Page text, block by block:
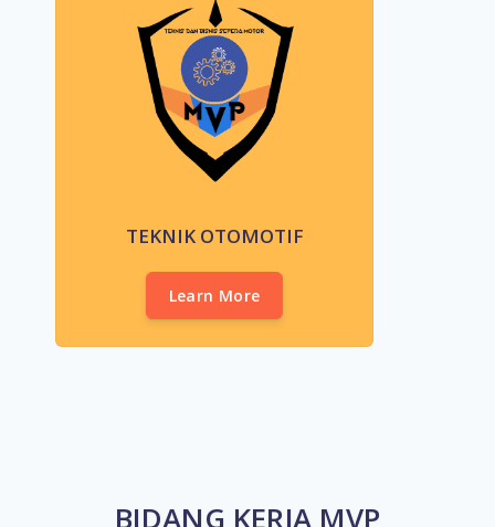
TEKNIK OTOMOTIF
Learn More
BIDANG KERJA MVP